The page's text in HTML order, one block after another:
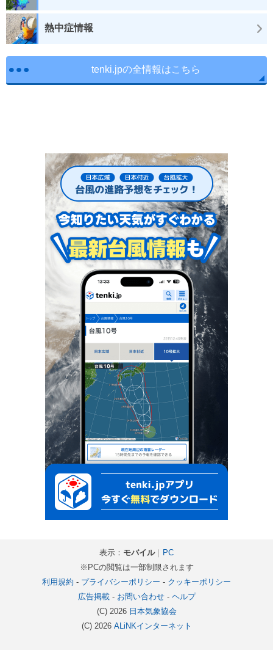
熱中症情報
tenki.jpの全情報はこちら
表示： モバイル｜ PC
※PCの閲覧は一部制限されます
利用規約 - プライバシーポリシー - クッキーポリシー
広告掲載- お問い合わせ- ヘルプ
(C) 2026 日本気象協会
(C) 2026 ALiNKインターネット